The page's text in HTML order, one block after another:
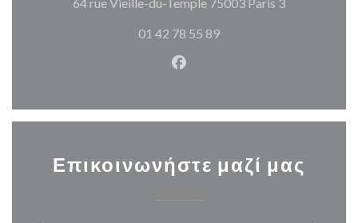
01 42 78 55 89
Facebook ((ανοίγει σε νέο
Επικοινωνήστε μαζί μας